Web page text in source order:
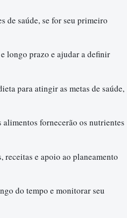
de saúde, se for seu primeiro
longo prazo e ajudar a definir
para atingir as metas de saúde,
fornecerão os nutrientes
receitas e apoio ao planeamento
do tempo e monitorar seu